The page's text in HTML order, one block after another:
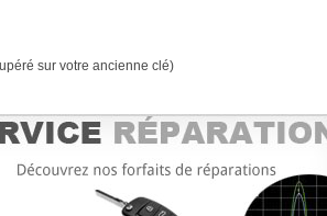
sur votre ancienne clé)